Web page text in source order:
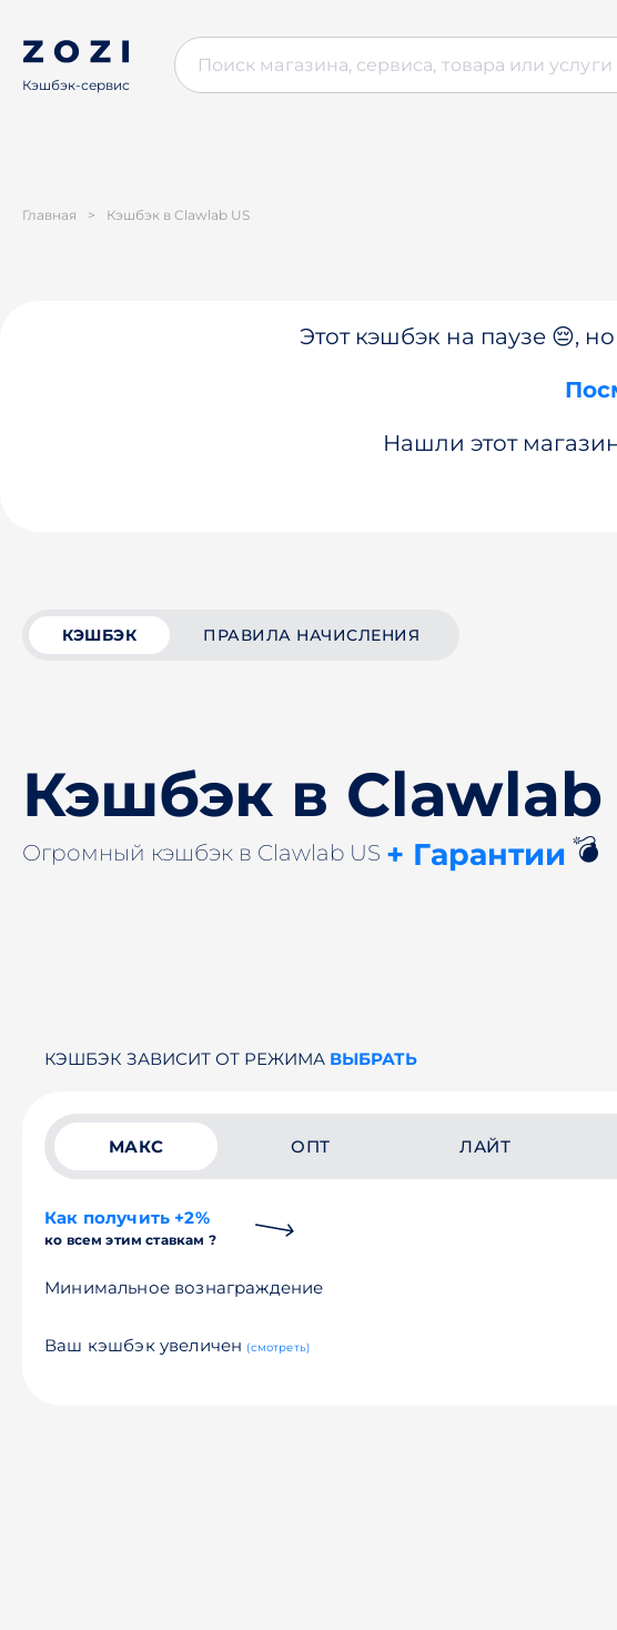
Кэшбэк-сервис
Главная > Кэшбэк в Clawlab US
Этот кэшбэк на паузе 😔,
Нашли этот
КЭШБЭК ПРАВИЛА НАЧИСЛЕНИЯ
Кэшбэк в Clawlab
Огромный кэшбэк в Clawlab US + Гарантии 💣
КЭШБЭК ЗАВИСИТ ОТ РЕЖИМА ВЫБРАТЬ
МАКС ОПТ ЛАЙТ
Как получить +2%
ко всем этим ставкам ?
Минимальное вознаграждение
Ваш кэшбэк увеличен (смотреть)